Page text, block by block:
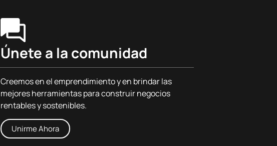
Únete a la comunidad
Creemos en el emprendimiento y en brindar las
mejores herramientas para construir negocios
rentables y sostenibles.
Unirme Ahora